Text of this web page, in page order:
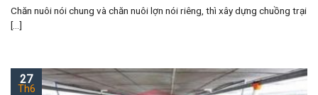
Chăn nuôi nói chung và chăn nuôi lợn nói riêng, thì xây dựng chuồng trại
[...]
27
Th6